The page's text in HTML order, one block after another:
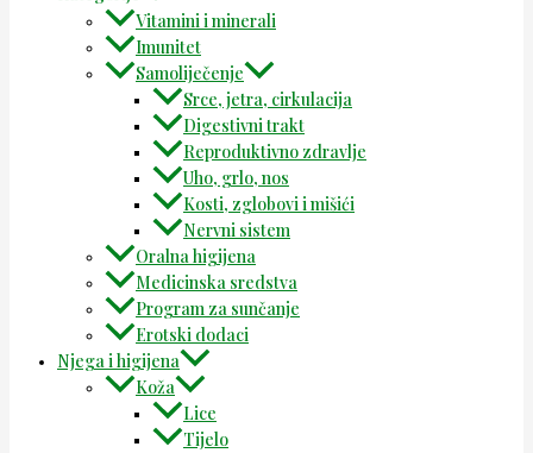
Vitamini i minerali
Imunitet
Samoliječenje
Srce, jetra, cirkulacija
Digestivni trakt
Reproduktivno zdravlje
Uho, grlo, nos
Kosti, zglobovi i mišići
Nervni sistem
Oralna higijena
Medicinska sredstva
Program za sunčanje
Erotski dodaci
Njega i higijena
Koža
Lice
Tijelo